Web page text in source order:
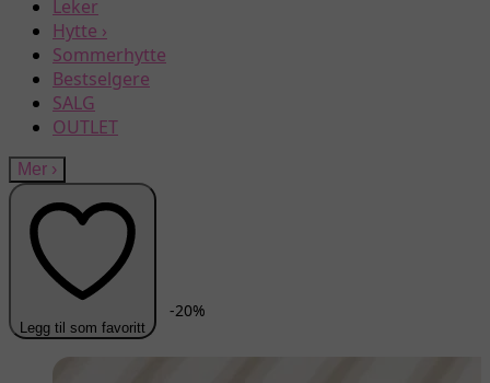
Leker
Hytte ›
Sommerhytte
Bestselgere
SALG
OUTLET
Mer ›
Legg til som favoritt
-20%